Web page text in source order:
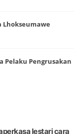
Lhokseumawe
Pelaku Pengrusakan
lestari cara